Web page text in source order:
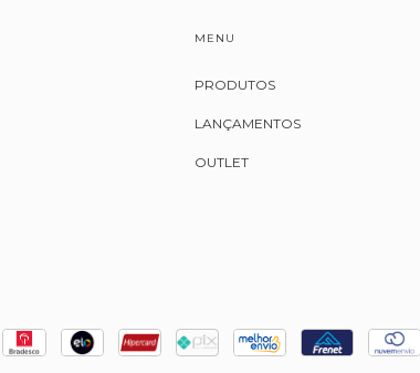
MENU
PRODUTOS
LANÇAMENTOS
OUTLET